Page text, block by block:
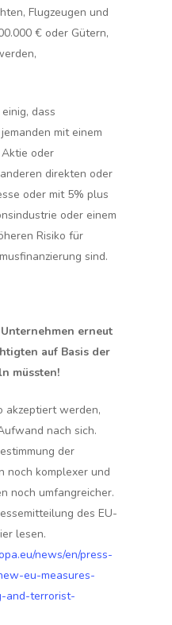
Flugzeugen und
€ oder Gütern,
dass
mit einem
oder
direkten oder
oder mit 5% plus
oder einem
Risiko für
sind.
erneut
auf Basis der
müssten!
akzeptiert werden,
nach sich.
der
noch komplexer und
noch umfangreicher.
des EU-
lesen.
news/en/press-
eu-measures-
and-terrorist-